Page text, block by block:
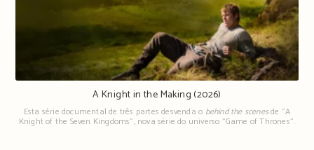
A Knight in the Making (2026)
Esta série documental de três partes desvenda o behind the scenesde "A
Knight of the Seven Kingdoms", nova série do universo "Game of Thrones".